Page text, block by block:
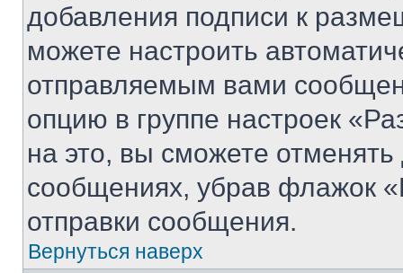
добавления подписи к
можете настроить
отправляемым вами
опцию в группе настроек
на это, вы сможете
сообщениях, убрав флажок
отправки сообщения.
Вернуться наверх